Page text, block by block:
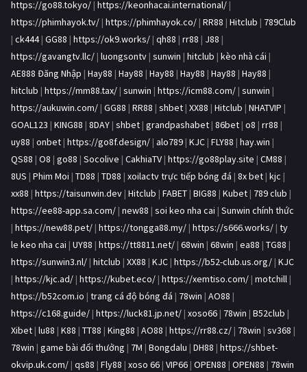
https://go88.tokyo/ | https://keonhacai.international/ |
https://phimhayok.tv/ | https://phimhayok.co/ | RR88 | Hitclub | 789Club
| ck444| GG88 | https://ok9.works/ | qh88 | rr88 | J88 |
https://gavangtv.llc/ | luongsontv | sunwin | hitclub | kèo nhà cái |
AE888 Đăng Nhập | Hay88 | Hay88 | Hay88 | Hay88 | Hay88 | Hay88 |
hitclub | https://mm88.tax/ | sunwin | https://icm88.com/ | sunwin |
https://aukuwin.com/ | GG88 | RR88 | shbet | XX88 | Hitclub | NHATVIP |
GOAL123 | KING88 | 8DAY | shbet | grandpashabet | 86bet | o8 | rr88 |
uy88 | onbet | https://go8f.design/ | alo789 | KJC | FLY88 | hay.win |
QS88 | O8 | go88 | Socolive | CakhiaTV | https://go88play.site | CM88 |
8US | Phim Moi | TD88 | TD88 | xoilactv trực tiếp bóng đá | 8x bet | kjc |
xx88 | https://taisunwin.dev | Hitclub | FABET | BIG88 | Kubet | 789 club |
https://ee88-app.sa.com/ | new88 | soi keo nha cai | Sunwin chính thức
| https://new88.pet/ | https://tongga88.my/ | https://s666.works/ | ty
le keo nha cai | UY88 | https://tt8811.net/ | 68win | 68win | ea88 | TG88 |
https://sunwin3.nl/ | hitclub | XX88 | KJC | https://b52-club.us.org/ | KJC
| https://kjc.ad/ | https://kubet.eco/ | https://xemtiso.com/ | motchill |
https://b52com.io | trang cá độ bóng đá | 78win | AO88 |
https://c168.guide/ | https://luck81.jp.net/ | xoso66 | 78win | B52club |
Xibet | lu88 | K88 | TT88 | King88 | AO88 | https://rr88.cz/ | 78win | sv368 |
78win | game bài đổi thưởng | 7M | Bongdalu | DH88 | https://shbet-
okvip.uk.com/ | qs88 | Fly88 | xoso 66 | VIP66 | OPEN88 | OPEN88 | 78win